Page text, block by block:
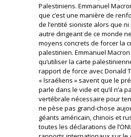
Palestiniens. Emmanuel
que c’est une manière de
de l’entité sioniste alors que ni
autre dirigeant de ce monde
moyens concrets de forcer la
palestinien. Emmanuel
qu’utiliser la carte
rapport de force avec Donald
« Israéliens » savent que le
parle dans le vide et qu’il n’a
vertébrale nécessaire pour
ne pèse pas grand-chose
géants américain, chinois et
toutes les déclarations de